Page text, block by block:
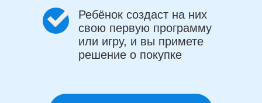
Ребёнок создаст на них
свою первую программу
или игру, и вы примете
решение о покупке